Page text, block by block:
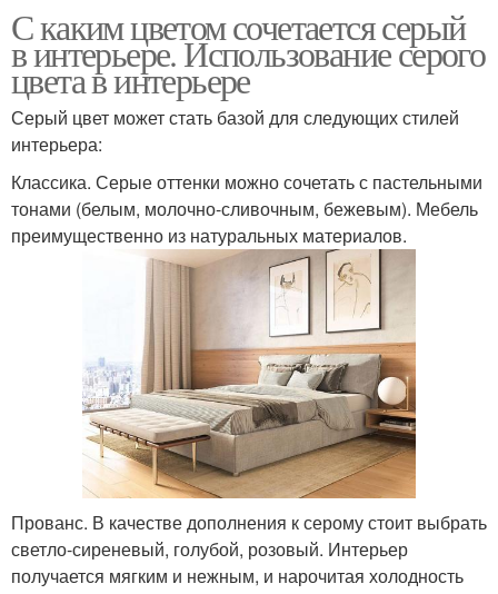
С каким цветом сочетается серый
в интерьере. Использование серого
цвета в интерьере
Серый цвет может стать базой для следующих стилей
интерьера:
Классика. Серые оттенки можно сочетать с пастельными
тонами (белым, молочно-сливочным, бежевым). Мебель
преимущественно из натуральных материалов.
Прованс. В качестве дополнения к серому стоит выбрать
светло-сиреневый, голубой, розовый. Интерьер
получается мягким и нежным, и нарочитая холодность